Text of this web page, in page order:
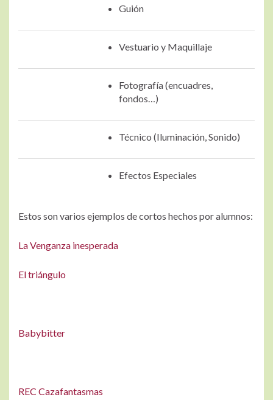
Guión
Vestuario y Maquillaje
Fotografía (encuadres,
fondos…)
Técnico (Iluminación, Sonido)
Efectos Especiales
Estos son varios ejemplos de cortos hechos por alumnos:
La Venganza inesperada
El triángulo
Babybitter
REC Cazafantasmas